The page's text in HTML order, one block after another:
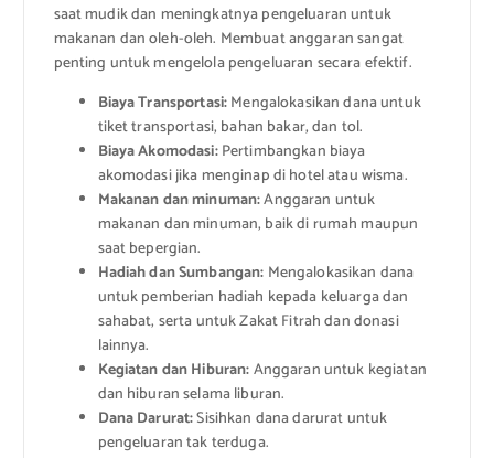
saat mudik dan meningkatnya pengeluaran untuk
makanan dan oleh-oleh. Membuat anggaran sangat
penting untuk mengelola pengeluaran secara efektif.
Biaya Transportasi:Mengalokasikan dana untuk
tiket transportasi, bahan bakar, dan tol.
Biaya Akomodasi:Pertimbangkan biaya
akomodasi jika menginap di hotel atau wisma.
Makanan dan minuman:Anggaran untuk
makanan dan minuman, baik di rumah maupun
saat bepergian.
Hadiah dan Sumbangan: Mengalokasikan dana
untuk pemberian hadiah kepada keluarga dan
sahabat, serta untuk Zakat Fitrah dan donasi
lainnya.
Kegiatan dan Hiburan:Anggaran untuk kegiatan
dan hiburan selama liburan.
Dana Darurat:Sisihkan dana darurat untuk
pengeluaran tak terduga.